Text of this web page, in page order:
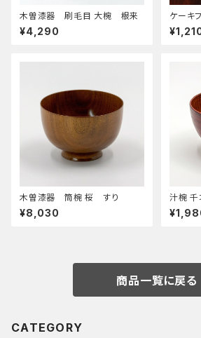
木曽漆器 刷毛目 大椀 根来
¥4,290
ケーキ
木曽漆器 筒椀 桜 すり
¥8,030
汁椀
商品一覧に戻る
CATEGORY